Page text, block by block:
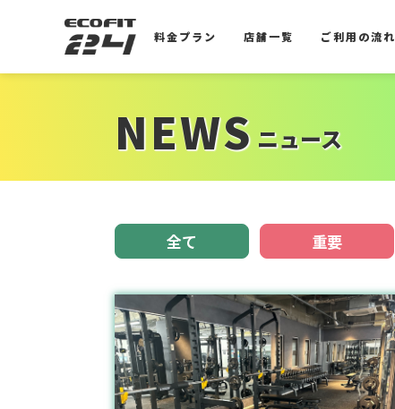
料金プラン
店舗一覧
ご利用の流れ
NEWS ニュース
全て 重要